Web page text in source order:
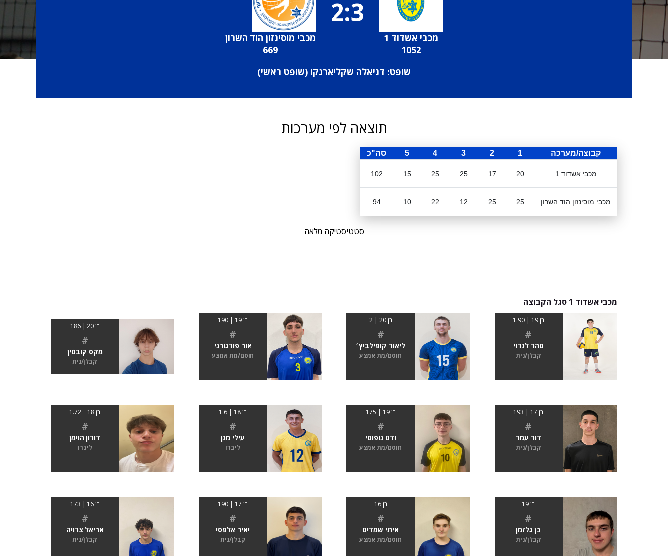
מכבי אשדוד 1
1052
2:3
מכבי מוסינזון הוד השרון
669
שופט: דניאלה שקליארנקו (שופט ראשי)
תוצאה לפי מערכות
קבוצה/מערכה 1
2
3
4
5 סה"כ
מכבי אשדוד 1 20
17
25
25
15
102
מכבי מוסינזון הוד השרון 25
25
12
22
10
94
סטטיסטיקה מלאה
מכבי אשדוד 1 סגל הקבוצה
בן 19 | 1.90
#
סהר לנדוי
קבלן/נית
בן 20 | 2
#
ליאור קופילביץ׳
חוסם/מת אמצע
בן 19 | 190
#
אור פודגורני
חוסם/מת אמצע
בן 20 | 186
#
מקס קובטין
קבלן/נית
בן 17 | 193
#
דור עמר
קבלן/נית
בן 19 | 175
#
ודט נופוסי
חוסם/מת אמצע
בן 18 | 1.6
#
עילי מגן
ליברו
בן 18 | 1.72
#
דורון הוימן
ליברו
בן 19
#
בן גלזמן
קבלן/נית
בן 16
#
איתי שמדיט
חוסם/מת אמצע
בן 17 | 190
#
יאיר אלפסי
קבלן/נית
בן 16 | 173
#
אריאל צרויה
קבלן/נית